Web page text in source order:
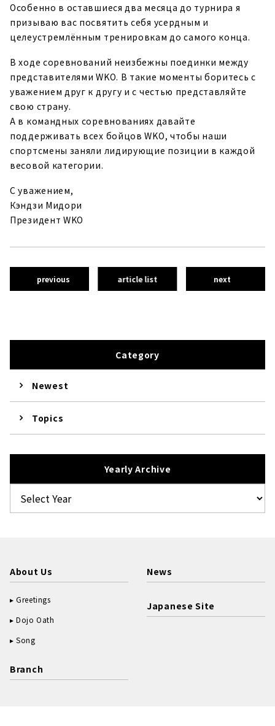
Особенно в оставшиеся два месяца до турнира я
призываю вас посвятить себя усердным и
целеустремлённым тренировкам до самого конца.
В ходе соревнований неизбежны поединки между
представителями WKO. В такие моменты боритесь с
уважением друг к другу и с честью представляйте
свою страну.
А в командных соревнованиях давайте
поддерживать всех бойцов WKO, чтобы наши
спортсмены заняли лидирующие позиции в каждой
весовой категории.
С уважением,
Кэндзи Мидори
Президент WKO
previous article list next
Category
Newest
Topics
Yearly Archive
About Us
Greetings
Dojo Oath
Song
Branch
News
Japanese Site